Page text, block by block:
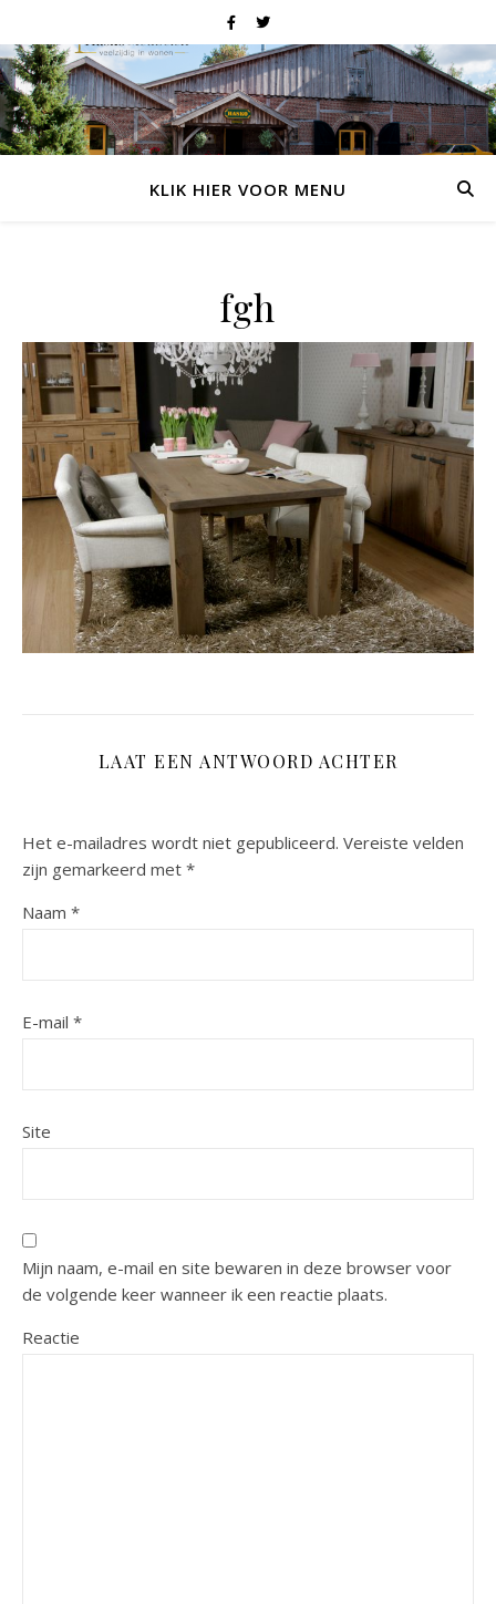
KLIK HIER VOOR MENU
fgh
LAAT EEN ANTWOORD ACHTER
Het e-mailadres wordt niet gepubliceerd. Vereiste velden
zijn gemarkeerd met *
Naam *
E-mail *
Site
Mijn naam, e-mail en site bewaren in deze browser voor
de volgende keer wanneer ik een reactie plaats.
Reactie